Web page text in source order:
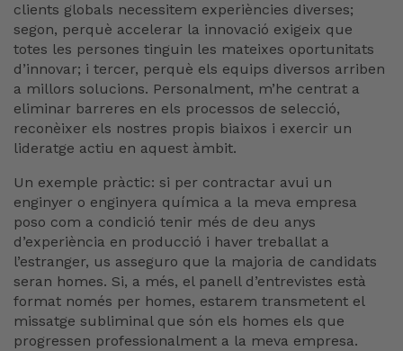
clients globals necessitem experiències diverses;
segon, perquè accelerar la innovació exigeix que
totes les persones tinguin les mateixes oportunitats
d’innovar; i tercer, perquè els equips diversos arriben
a millors solucions. Personalment, m’he centrat a
eliminar barreres en els processos de selecció,
reconèixer els nostres propis biaixos i exercir un
lideratge actiu en aquest àmbit.
Un exemple pràctic: si per contractar avui un
enginyer o enginyera química a la meva empresa
poso com a condició tenir més de deu anys
d’experiència en producció i haver treballat a
l’estranger, us asseguro que la majoria de candidats
seran homes. Si, a més, el panell d’entrevistes està
format només per homes, estarem transmetent el
missatge subliminal que són els homes els que
progressen professionalment a la meva empresa.